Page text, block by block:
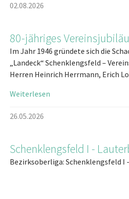
02.08.2026
80-jähriges
Im Jahr 1946 gründete sich die
„Landeck“ Schenklengsfeld –
Herren Heinrich Herrmann, Erich
Weiterlesen
26.05.2026
Schenklengsfeld I -
Bezirksoberliga: Schenklengsfeld I